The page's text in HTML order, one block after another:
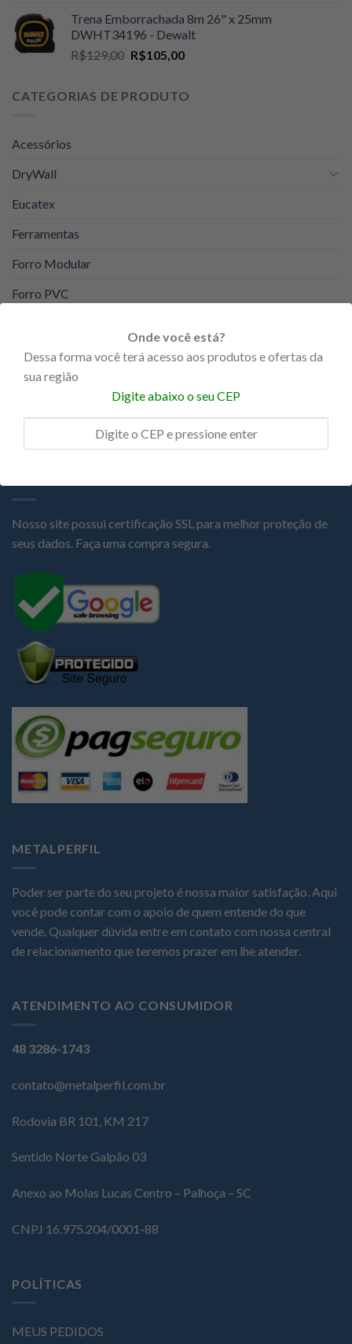
original
era:
R$89,00.
atual
é:
R$74,90.
Trena Emborrachada 8m 26" x 25mm
DWHT34196 - Dewalt
R$129,00 O
era:
R$105,00O
é:
CATEGORIAS DE PRODUTO
Acessórios
DryWall
Eucatex
Ferramentas
Forro Modular
Forro PVC
Portas
Promoções
Nosso site possui certificação SSL para melhor proteção de
seus dados. Faça uma compra segura.
METALPERFIL
Poder ser parte do seu projeto é nossa maior satisfação. Aqui
você pode contar com o apoio de quem entende do que
vende. Qualquer dúvida entre em contato com nossa central
de relacionamento que teremos prazer em lhe atender.
ATENDIMENTO AO CONSUMIDOR
48 3286-1743
contato@metalperfil.com.br
Rodovia BR 101, KM 217
Sentido Norte Galpão 03
Anexo ao Molas Lucas Centro – Palhoça – SC
CNPJ 16.975.204/0001-88
POLÍTICAS
MEUS PEDIDOS
Onde você está?
Dessa forma você terá acesso aos produtos e ofertas da
sua região
Digite abaixo o seu CEP